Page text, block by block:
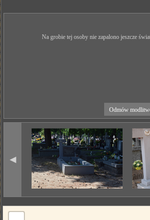
Na grobie tej osoby nie zapalono jeszcze
Odmów
◄